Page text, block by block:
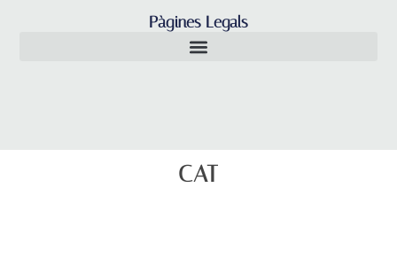
Pàgines Legals
CAT